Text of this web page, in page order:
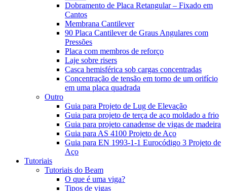
Dobramento de Placa Retangular – Fixado em
Cantos
Membrana Cantilever
90 Placa Cantilever de Graus Angulares com
Pressões
Placa com membros de reforço
Laje sobre risers
Casca hemisférica sob cargas concentradas
Concentração de tensão em torno de um orifício
em uma placa quadrada
Outro
Guia para Projeto de Lug de Elevação
Guia para projeto de terça de aço moldado a frio
Guia para projeto canadense de vigas de madeira
Guia para AS 4100 Projeto de Aço
Guia para EN 1993-1-1 Eurocódigo 3 Projeto de
Aço
Tutoriais
Tutoriais do Beam
O que é uma viga?
Tipos de vigas